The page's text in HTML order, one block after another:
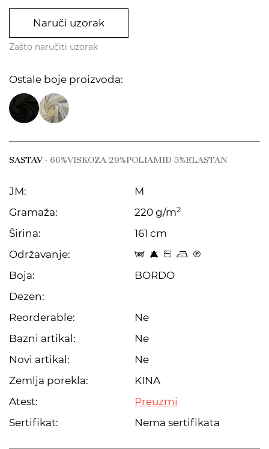
Naruči uzorak
Zašto naručiti uzorak
Ostale boje proizvoda:
SASTAV- 66%VISKOZA 29%POLIAMID 5%ELASTAN
JM:
M
Gramaža:
220 g/m2
Širina:
161 cm
Održavanje:
t 8 Z o C
Boja:
BORDO
Dezen:
Reorderable:
Ne
Bazni artikal:
Ne
Novi artikal:
Ne
Zemlja porekla:
KINA
Atest:
Preuzmi
Sertifikat:
Nema sertifikata